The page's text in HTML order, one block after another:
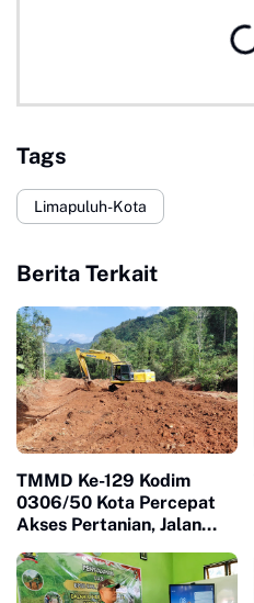
Tags
Limapuluh-Kota
Berita Terkait
TMMD Ke-129 Kodim
0306/50 Kota Percepat
Akses Pertanian, Jalan
Limapuluh Kota